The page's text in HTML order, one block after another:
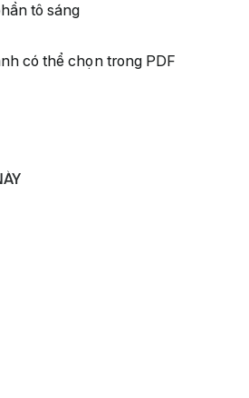
tô sáng
có thể chọn trong PDF